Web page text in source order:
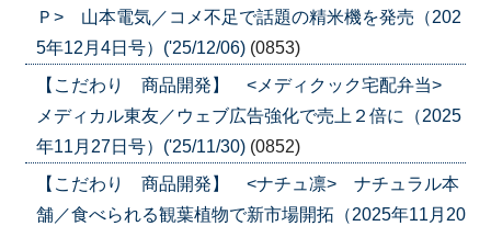
Ｐ> 山本電気／コメ不足で話題の精米機を発売（202
5年12月4日号）('25/12/06) (0853)
【こだわり 商品開発】 <メディクック宅配弁当>
メディカル東友／ウェブ広告強化で売上２倍に（2025
年11月27日号）('25/11/30) (0852)
【こだわり 商品開発】 <ナチュ凛> ナチュラル本
舗／食べられる観葉植物で新市場開拓（2025年11月20